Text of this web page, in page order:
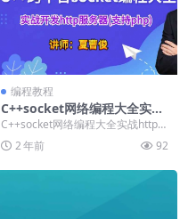
编程教程
C++socket网络编程大全实战
http服务器(支持php)视频课
程
C++socket网络编程大全实战http服
务器(支持php)视频课程/ └──...
2 年前 92